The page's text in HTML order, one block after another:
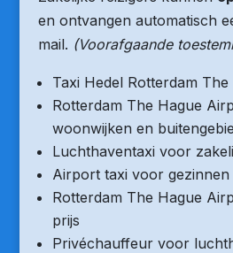
en ontvangen automatisch
mail. (Voorafgaande
Taxi Hedel Rotterdam
Rotterdam The Hague
woonwijken en
Luchthaventaxi voor
Airport taxi voor
Rotterdam The Hague
prijs
Privéchauffeur voor